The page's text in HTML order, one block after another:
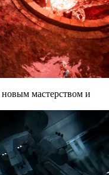
мастерством и